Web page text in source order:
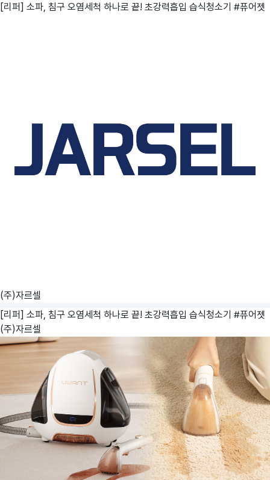
[리퍼] 소파, 침구 오염세척 하나로 끝! 초강력흡입 습식청소기 #퓨어젯
(주)자르셀
[리퍼] 소파, 침구 오염세척 하나로 끝! 초강력흡입 습식청소기 #퓨어젯
(주)자르셀